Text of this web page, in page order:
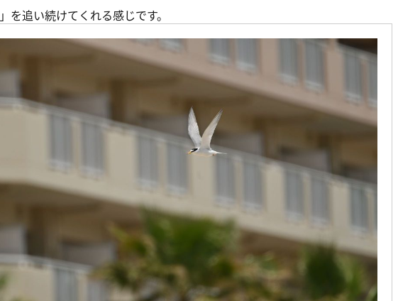
を追い続けてくれる感じです。